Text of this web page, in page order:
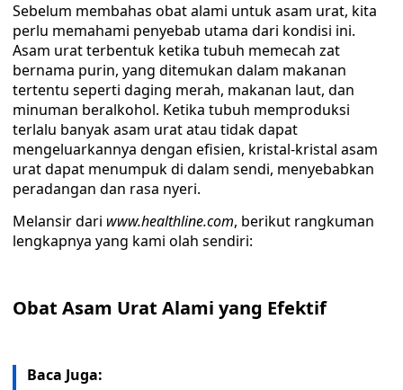
Sebelum membahas obat alami untuk asam urat, kita
perlu memahami penyebab utama dari kondisi ini.
Asam urat terbentuk ketika tubuh memecah zat
bernama purin, yang ditemukan dalam makanan
tertentu seperti daging merah, makanan laut, dan
minuman beralkohol. Ketika tubuh memproduksi
terlalu banyak asam urat atau tidak dapat
mengeluarkannya dengan efisien, kristal-kristal asam
urat dapat menumpuk di dalam sendi, menyebabkan
peradangan dan rasa nyeri.
Melansir dari www.healthline.com, berikut rangkuman
lengkapnya yang kami olah sendiri:
Obat Asam Urat Alami yang Efektif
Baca Juga: